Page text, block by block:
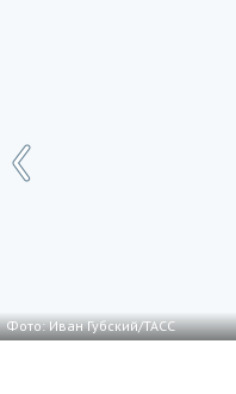
Фото: Иван Губский/ТАСС